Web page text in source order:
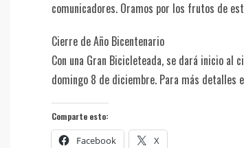
comunicadores. Oramos por los frutos de
Cierre de Año Bicentenario
Con una Gran Bicicleteada, se dará inicio al
domingo 8 de diciembre. Para más
Comparte esto:
Facebook X